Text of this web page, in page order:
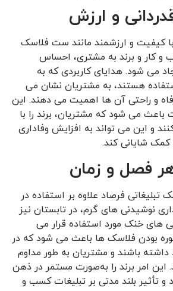
و ارزش
کیفیت و ارزشمند مانند ست فلاسک
و کار و برند به مشتری، احساس
می شود. هدایای کاربردی که به
هستند، به مشتریان نشان می
و راحتی آن ها اهمیت می ‌دهند. این
می ‌شود که مشتریان، برند را با
و این می ‌تواند به افزایش وفاداری
شایانی کند.
فصل و زمان
فرصاد علاوه بر استفاده در
نوشیدنی ‌های گرم، در تابستان نیز
‌های خنک مورد استفاده قرار می
بودن فلاسک ‌ها باعث می‌ شود که در
داشته باشند و مشتریان به‌ طور مداوم
این امر برند را به‌صورت مستمر در ذهن
و تأثیر بلند مدتی بر تبلیغات کسب و